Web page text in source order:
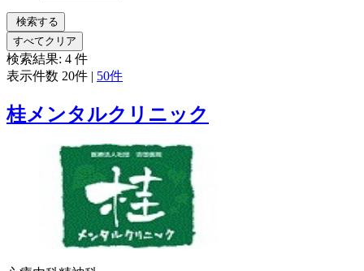
検索する
すべてクリア
検索結果: 4 件
表示件数 20件 | 50件
桂メンタルクリニック